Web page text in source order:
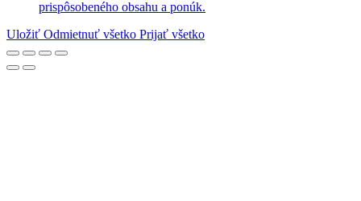
prispôsobeného obsahu a ponúk.
Uložiť Odmietnuť všetko Prijať všetko